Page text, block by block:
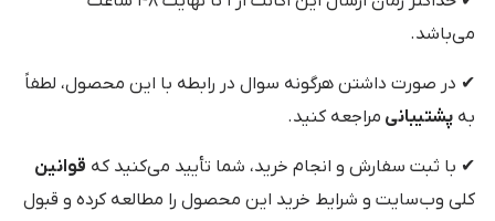
می‌باشد.
✔ در صورت داشتن هرگونه سوال در رابطه با این محصول، لطفاً
به پشتیبانی مراجعه کنید.
✔ با ثبت سفارش و انجام خرید، شما تأیید می‌کنید که قوانین
کلی وب‌سایت و شرایط خرید این محصول را مطالعه کرده و قبول